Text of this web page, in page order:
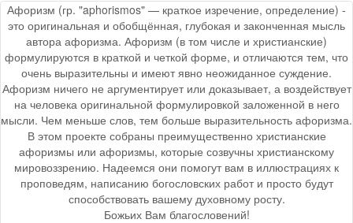
Афоризм (гр. "aphorismos" — краткое изречение, определение) -
это оригинальная и обобщённая, глубокая и законченная мысль
автора афоризма. Афоризм (в том числе и христианские)
формулируются в краткой и четкой форме, и отличаются тем, что
очень выразительны и имеют явно неожиданное суждение.
Афоризм ничего не аргументирует или доказывает, а воздействует
на человека оригинальной формулировкой заложенной в него
мысли. Чем меньше слов, тем больше выразительность афоризма.
В этом проекте собраны преимущественно христианские
афоризмы или афоризмы, которые созвучны христианскому
мировоззрению. Надеемся они помогут вам в иллюстрациях к
проповедям, написанию богословских работ и просто будут
способствовать вашему духовному росту.
Божьих Вам благословений!